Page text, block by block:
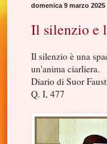
domenica 9 marzo 2025
Il silenzio e
Il silenzio è una
un'anima ciarliera.
Diario di Suor
Q. I, 477